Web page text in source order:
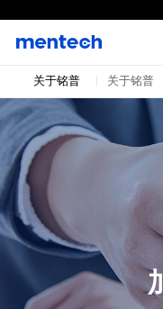
关于铭普 关于铭普